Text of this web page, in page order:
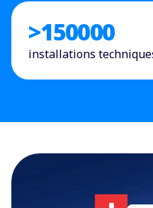
>150000
installations